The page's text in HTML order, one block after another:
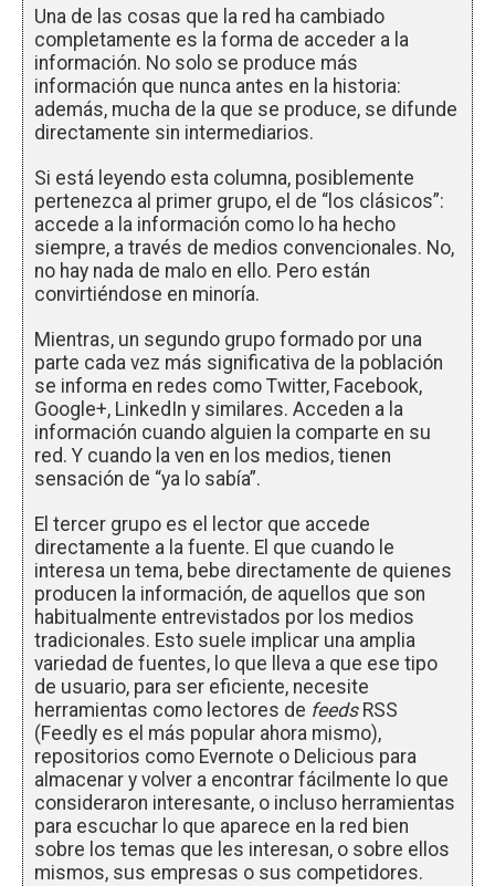
Una de las cosas que la red ha cambiado
completamente es la forma de acceder a la
información. No solo se produce más
información que nunca antes en la historia:
además, mucha de la que se produce, se difunde
directamente sin intermediarios.
Si está leyendo esta columna, posiblemente
pertenezca al primer grupo, el de “los clásicos”:
accede a la información como lo ha hecho
siempre, a través de medios convencionales. No,
no hay nada de malo en ello. Pero están
convirtiéndose en minoría.
Mientras, un segundo grupo formado por una
parte cada vez más significativa de la población
se informa en redes como Twitter, Facebook,
Google+, LinkedIn y similares. Acceden a la
información cuando alguien la comparte en su
red. Y cuando la ven en los medios, tienen
sensación de “ya lo sabía”.
El tercer grupo es el lector que accede
directamente a la fuente. El que cuando le
interesa un tema, bebe directamente de quienes
producen la información, de aquellos que son
habitualmente entrevistados por los medios
tradicionales. Esto suele implicar una amplia
variedad de fuentes, lo que lleva a que ese tipo
de usuario, para ser eficiente, necesite
herramientas como lectores de feedsRSS
(Feedly es el más popular ahora mismo),
repositorios como Evernote o Delicious para
almacenar y volver a encontrar fácilmente lo que
consideraron interesante, o incluso herramientas
para escuchar lo que aparece en la red bien
sobre los temas que les interesan, o sobre ellos
mismos, sus empresas o sus competidores.